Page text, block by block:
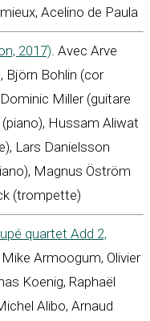
Acelino de Paula
2017). Avec Arve
Björn Bohlin (cor
Miller (guitare
Hussam Aliwat
Lars Danielsson
Magnus Öström
(trompette)
quartet Add 2,
Armoogum, Olivier
Koenig, Raphaël
Alibo, Arnaud